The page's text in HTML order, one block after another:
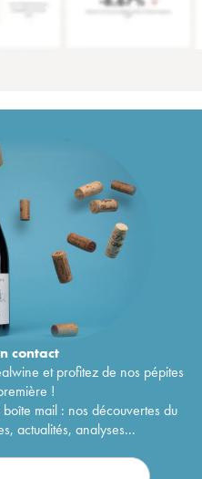
contact
et profitez de nos pépites
!
mail : nos découvertes du
actualités, analyses...